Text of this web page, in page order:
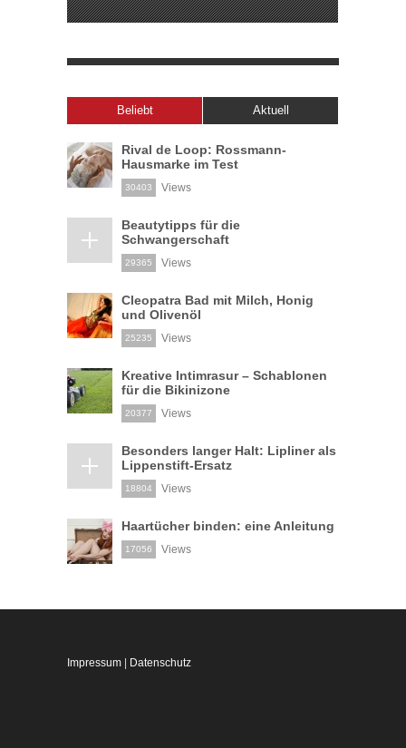
Beliebt Aktuell
Rival de Loop: Rossmann-
Hausmarke im Test
30403 Views
Beautytipps für die
Schwangerschaft
29365 Views
Cleopatra Bad mit Milch, Honig
und Olivenöl
25235 Views
Kreative Intimrasur – Schablonen
für die Bikinizone
20377 Views
Besonders langer Halt: Lipliner als
Lippenstift-Ersatz
18804 Views
Haartücher binden: eine Anleitung
17056 Views
Impressum | Datenschutz